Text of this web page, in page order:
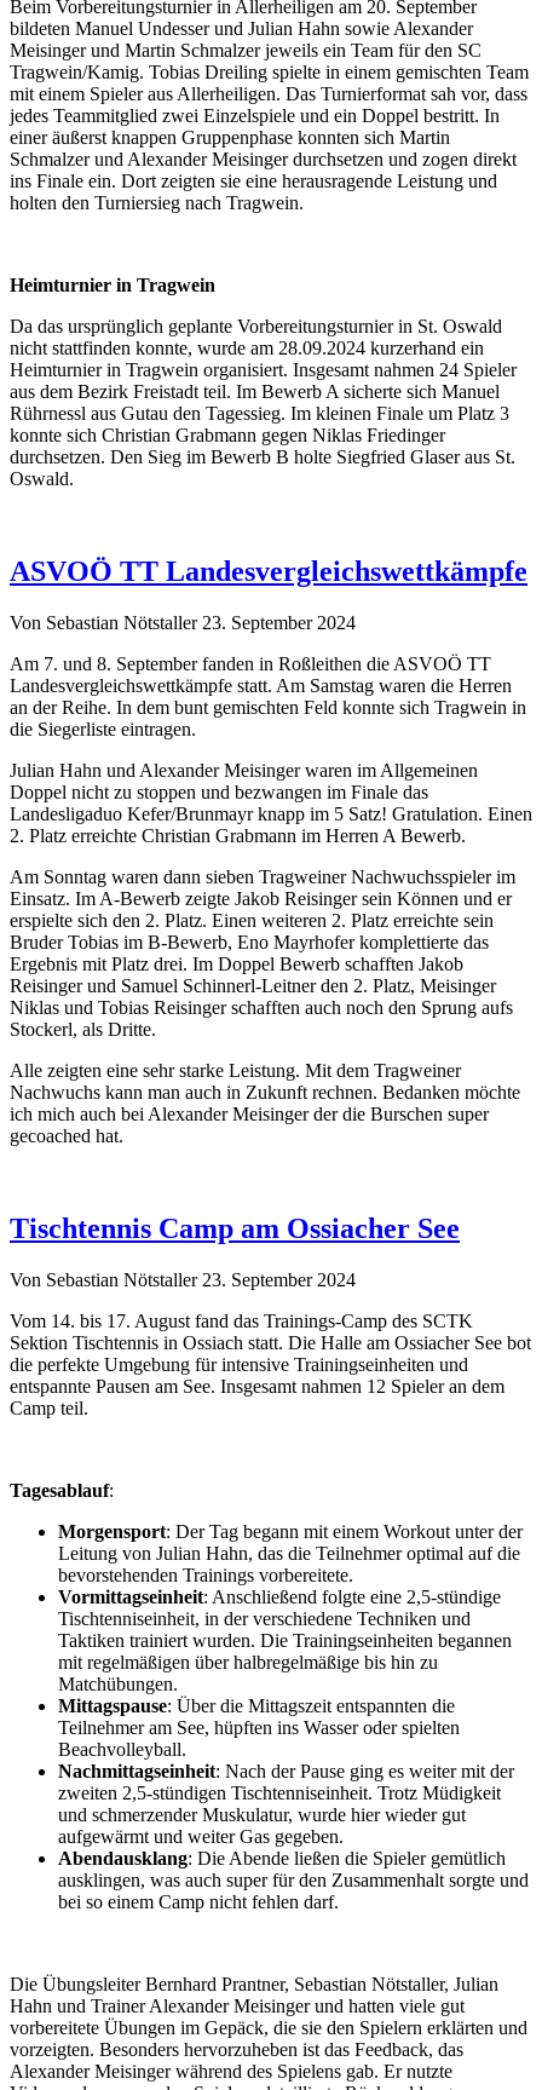
Beim Vorbereitungsturnier in Allerheiligen am 20. September
bildeten Manuel Undesser und Julian Hahn sowie Alexander
Meisinger und Martin Schmalzer jeweils ein Team für den SC
Tragwein/Kamig. Tobias Dreiling spielte in einem gemischten Team
mit einem Spieler aus Allerheiligen. Das Turnierformat sah vor, dass
jedes Teammitglied zwei Einzelspiele und ein Doppel bestritt. In
einer äußerst knappen Gruppenphase konnten sich Martin
Schmalzer und Alexander Meisinger durchsetzen und zogen direkt
ins Finale ein. Dort zeigten sie eine herausragende Leistung und
holten den Turniersieg nach Tragwein.
Heimturnier in Tragwein
Da das ursprünglich geplante Vorbereitungsturnier in St. Oswald
nicht stattfinden konnte, wurde am 28.09.2024 kurzerhand ein
Heimturnier in Tragwein organisiert. Insgesamt nahmen 24 Spieler
aus dem Bezirk Freistadt teil. Im Bewerb A sicherte sich Manuel
Rührnessl aus Gutau den Tagessieg. Im kleinen Finale um Platz 3
konnte sich Christian Grabmann gegen Niklas Friedinger
durchsetzen. Den Sieg im Bewerb B holte Siegfried Glaser aus St.
Oswald.
ASVOÖ TT Landesvergleichswettkämpfe
Von Sebastian Nötstaller 23. September 2024
Am 7. und 8. September fanden in Roßleithen die ASVOÖ TT
Landesvergleichswettkämpfe statt. Am Samstag waren die Herren
an der Reihe. In dem bunt gemischten Feld konnte sich Tragwein in
die Siegerliste eintragen.
Julian Hahn und Alexander Meisinger waren im Allgemeinen
Doppel nicht zu stoppen und bezwangen im Finale das
Landesligaduo Kefer/Brunmayr knapp im 5 Satz! Gratulation. Einen
2. Platz erreichte Christian Grabmann im Herren A Bewerb.
Am Sonntag waren dann sieben Tragweiner Nachwuchsspieler im
Einsatz. Im A-Bewerb zeigte Jakob Reisinger sein Können und er
erspielte sich den 2. Platz. Einen weiteren 2. Platz erreichte sein
Bruder Tobias im B-Bewerb, Eno Mayrhofer komplettierte das
Ergebnis mit Platz drei. Im Doppel Bewerb schafften Jakob
Reisinger und Samuel Schinnerl-Leitner den 2. Platz, Meisinger
Niklas und Tobias Reisinger schafften auch noch den Sprung aufs
Stockerl, als Dritte.
Alle zeigten eine sehr starke Leistung. Mit dem Tragweiner
Nachwuchs kann man auch in Zukunft rechnen. Bedanken möchte
ich mich auch bei Alexander Meisinger der die Burschen super
gecoached hat.
Tischtennis Camp am Ossiacher See
Von Sebastian Nötstaller 23. September 2024
Vom 14. bis 17. August fand das Trainings-Camp des SCTK
Sektion Tischtennis in Ossiach statt. Die Halle am Ossiacher See bot
die perfekte Umgebung für intensive Trainingseinheiten und
entspannte Pausen am See. Insgesamt nahmen 12 Spieler an dem
Camp teil.
Tagesablauf:
Morgensport: Der Tag begann mit einem Workout unter der
Leitung von Julian Hahn, das die Teilnehmer optimal auf die
bevorstehenden Trainings vorbereitete.
Vormittagseinheit: Anschließend folgte eine 2,5-stündige
Tischtenniseinheit, in der verschiedene Techniken und
Taktiken trainiert wurden. Die Trainingseinheiten begannen
mit regelmäßigen über halbregelmäßige bis hin zu
Matchübungen.
Mittagspause: Über die Mittagszeit entspannten die
Teilnehmer am See, hüpften ins Wasser oder spielten
Beachvolleyball.
Nachmittagseinheit: Nach der Pause ging es weiter mit der
zweiten 2,5-stündigen Tischtenniseinheit. Trotz Müdigkeit
und schmerzender Muskulatur, wurde hier wieder gut
aufgewärmt und weiter Gas gegeben.
Abendausklang: Die Abende ließen die Spieler gemütlich
ausklingen, was auch super für den Zusammenhalt sorgte und
bei so einem Camp nicht fehlen darf.
Die Übungsleiter Bernhard Prantner, Sebastian Nötstaller, Julian
Hahn und Trainer Alexander Meisinger und hatten viele gut
vorbereitete Übungen im Gepäck, die sie den Spielern erklärten und
vorzeigten. Besonders hervorzuheben ist das Feedback, das
Alexander Meisinger während des Spielens gab. Er nutzte